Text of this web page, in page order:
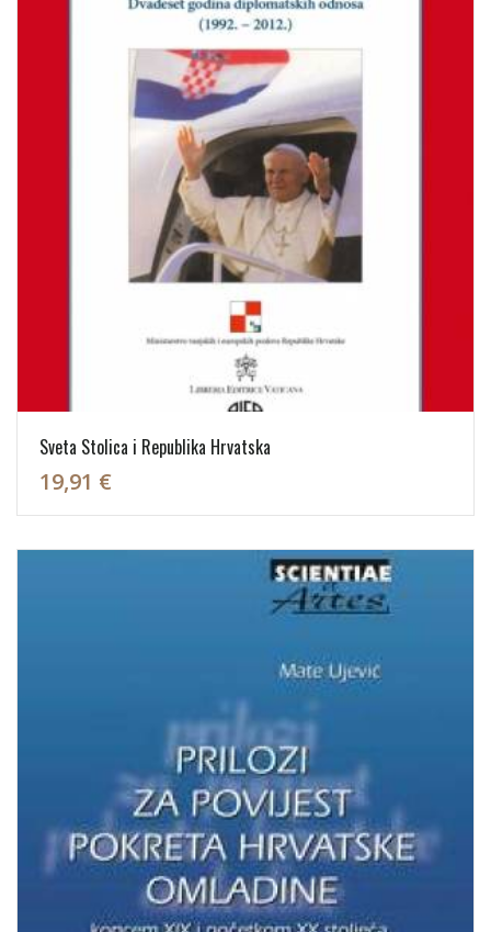
Sveta Stolica i Republika Hrvatska
19,91 €